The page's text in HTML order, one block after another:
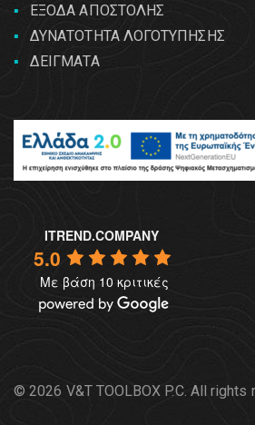
ΕΞΟΔΑ ΑΠΟΣΤΟΛΗΣ
ΔΥΝΑΤΟΤΗΤΑ ΛΟΓΟΤΥΠΗΣΗΣ
ΔΕΙΓΜΑΤΑ
ITREND.COMPANY
5.0
Με βάση 10 κριτικές
© 2026 V&T TOOLBOX P.C. All rights